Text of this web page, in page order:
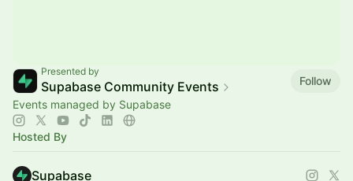
Presented by
Supabase Community Events
Follow
Events managed by Supabase
Hosted By
Supabase